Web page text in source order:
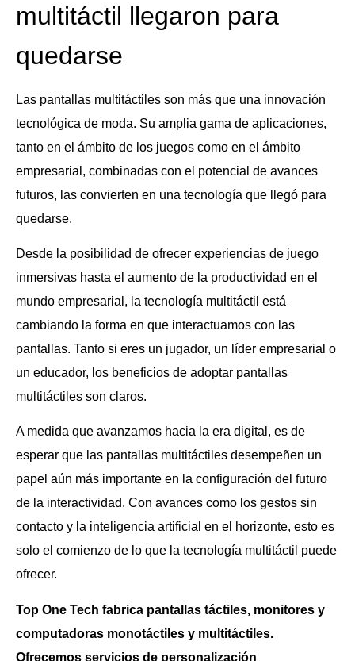
multitáctil llegaron para
quedarse
Las pantallas multitáctiles son más que una innovación
tecnológica de moda. Su amplia gama de aplicaciones,
tanto en el ámbito de los juegos como en el ámbito
empresarial, combinadas con el potencial de avances
futuros, las convierten en una tecnología que llegó para
quedarse.
Desde la posibilidad de ofrecer experiencias de juego
inmersivas hasta el aumento de la productividad en el
mundo empresarial, la tecnología multitáctil está
cambiando la forma en que interactuamos con las
pantallas. Tanto si eres un jugador, un líder empresarial o
un educador, los beneficios de adoptar pantallas
multitáctiles son claros.
A medida que avanzamos hacia la era digital, es de
esperar que las pantallas multitáctiles desempeñen un
papel aún más importante en la configuración del futuro
de la interactividad. Con avances como los gestos sin
contacto y la inteligencia artificial en el horizonte, esto es
solo el comienzo de lo que la tecnología multitáctil puede
ofrecer.
Top One Tech fabrica pantallas táctiles, monitores y
computadoras monotáctiles y multitáctiles.
Ofrecemos servicios de personalización